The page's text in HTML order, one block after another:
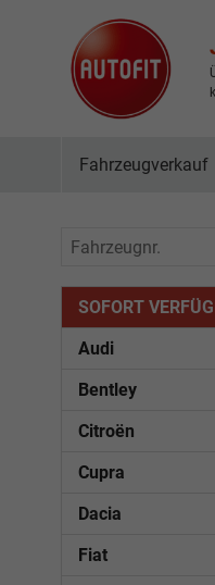
Fahrzeugverkauf
Fahrzeugnr.
SOFORT
Audi
Bentley
Citroën
Cupra
Dacia
Fiat